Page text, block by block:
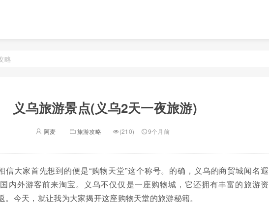
略
义乌旅游景点(义乌2天一夜旅游)
阿麦 旅游攻略 (210) 9个月前
信大家首先想到的便是“购物天堂”这个称号。的确，义乌的商贸城闻名遐
内外游客前来淘宝。义乌不仅仅是一座购物城，它还拥有丰富的旅游资
。今天，就让我为大家揭开这座购物天堂的旅游秘籍。